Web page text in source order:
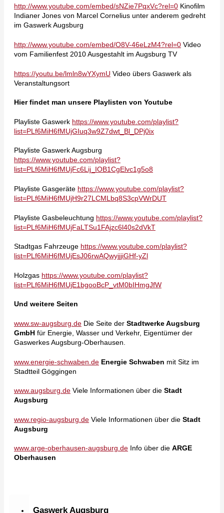
Gaswerk Augsburg
http://www.youtube.com/embed/sNZie7PqxVc?rel=0 Kinofilm
Indianer Jones von Marcel Cornelius unter anderem gedreht
im Gaswerk Augsburg
http://www.youtube.com/embed/O8V-46eLzM4?rel=0 Video
vom Familienfest 2010 Ausgestahlt im Augsburg TV
https://youtu.be/lmln8wYXymU Video übers Gaswerk als
Veranstaltungsort
Hier findet man unsere Playlisten von Youtube
Playliste Gaswerk https://www.youtube.com/playlist?
list=PLf6MiH6fMUjGIuq3w9Z7dwt_Bl_DPj0ix
Playliste Gaswerk Augsburg
https://www.youtube.com/playlist?
list=PLf6MiH6fMUjFc6Lij_IOB1CgElvc1g5o8
Playliste Gasgeräte https://www.youtube.com/playlist?
list=PLf6MiH6fMUjH9r27LCMLbq8S3cpVWrDUT
Playliste Gasbeleuchtung https://www.youtube.com/playlist?
list=PLf6MiH6fMUjFaLTSu1FAjzc6l40s2dVkT
Stadtgas Fahrzeuge https://www.youtube.com/playlist?
list=PLf6MiH6fMUjEsJ06rwAQwyjjjiGHf-yZl
Holzgas https://www.youtube.com/playlist?
list=PLf6MiH6fMUjE1bgooBcP_vtM0bIHmgJfW
Und weitere Seiten
www.sw-augsburg.de Die Seite der Stadtwerke Augsburg
GmbH für Energie, Wasser und Verkehr, Eigentümer der
Gaswerkes Augsburg-Oberhausen.
www.energie-schwaben.de Energie Schwaben mit Sitz im
Stadtteil Göggingen
www.augsburg.de Viele Informationen über die Stadt
Augsburg
www.regio-augsburg.de Viele Informationen über die Stadt
Augsburg
www.arge-oberhausen-augsburg.de Info über die ARGE
Oberhausen